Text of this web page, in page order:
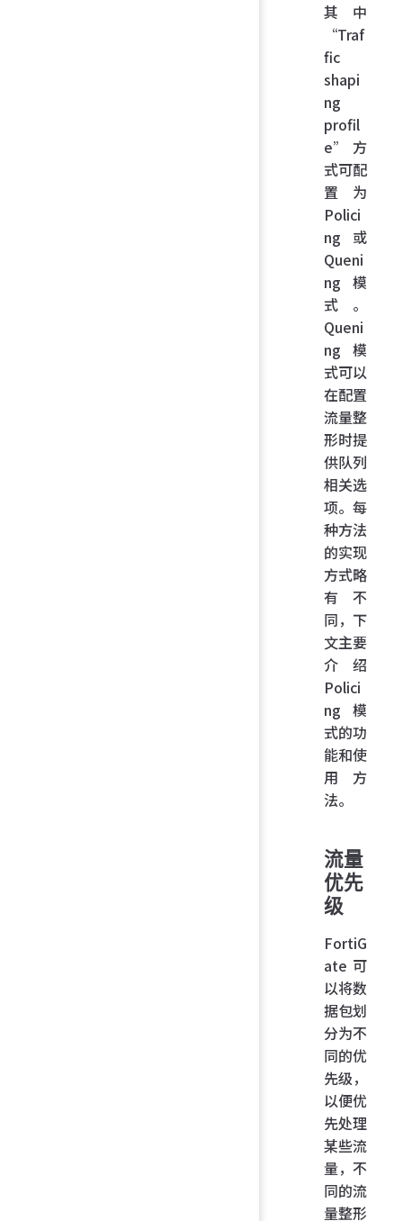
其中
“Traf
fic
shapi
ng
profil
e”方
式可配
置为
Polici
ng 或
Queni
ng 模
式。
Queni
ng 模
式可以
在配置
流量整
形时提
供队列
相关选
项。每
种方法
的实现
方式略
有不
同，下
文主要
介绍
Polici
ng 模
式的功
能和使
用方
法。
流量
优先
级
FortiG
ate 可
以将数
据包划
分为不
同的优
先级，
以便优
先处理
某些流
量，不
同的流
量整形